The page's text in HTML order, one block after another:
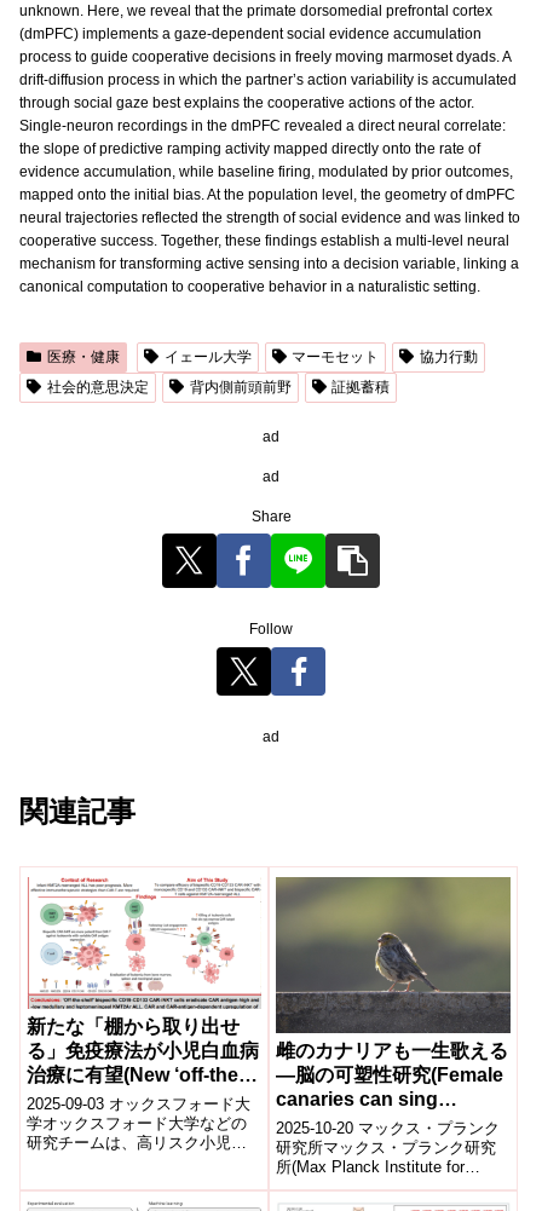
unknown. Here, we reveal that the primate dorsomedial prefrontal cortex
(dmPFC) implements a gaze-dependent social evidence accumulation
process to guide cooperative decisions in freely moving marmoset dyads. A
drift-diffusion process in which the partner’s action variability is accumulated
through social gaze best explains the cooperative actions of the actor.
Single-neuron recordings in the dmPFC revealed a direct neural correlate:
the slope of predictive ramping activity mapped directly onto the rate of
evidence accumulation, while baseline firing, modulated by prior outcomes,
mapped onto the initial bias. At the population level, the geometry of dmPFC
neural trajectories reflected the strength of social evidence and was linked to
cooperative success. Together, these findings establish a multi-level neural
mechanism for transforming active sensing into a decision variable, linking a
canonical computation to cooperative behavior in a naturalistic setting.
医療・健康 イェール大学 マーモセット
協力行動
社会的意思決定
背内側前頭前野 証拠蓄積
ad
ad
Share
Follow
ad
関連記事
新たな「棚から取り出せ
る」免疫療法が小児白血病
治療に有望(New ‘off-the-
shelf’ immunotherapy
shows promise for
treating high-risk
2025-09-03 オックスフォード大
学オックスフォード大学などの
研究チームは、高リスク小児急
疫療法を...
雌のカナリアも一生歌える
―脳の可塑性研究(Female
canaries can sing
throughout their entire
lives)
2025-10-20 マックス・プランク
研究所マックス・プランク研究
所(Max Planck Institute for
Ornithology)の研究チームは...